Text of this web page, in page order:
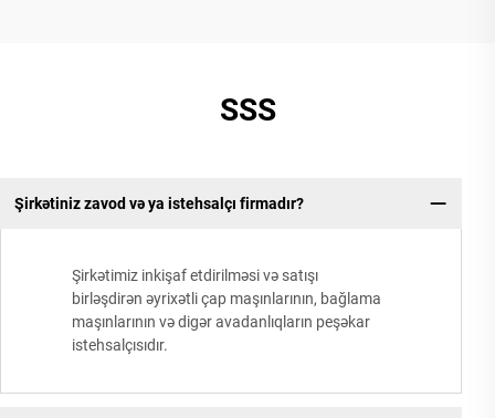
SSS
Şirkətiniz zavod və ya istehsalçı firmadır?
Şirkətimiz inkişaf etdirilməsi və satışı
birləşdirən əyrixətli çap maşınlarının, bağlama
maşınlarının və digər avadanlıqların peşəkar
istehsalçısıdır.